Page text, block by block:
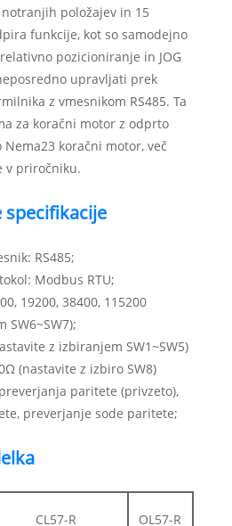
položajev in 15
funkcije, kot so samodejno
pozicioniranje in JOG
upravljati prek
z vmesnikom RS485. Ta
za koračni motor z odprto
koračni motor, več
v priročniku.
specifikacije
RS485;
Modbus RTU;
19200, 38400, 115200
z izbiranjem SW1~SW5)
(nastavite z izbiro SW8)
paritete (privzeto),
preverjanje sode paritete;
CL57-R OL57-R